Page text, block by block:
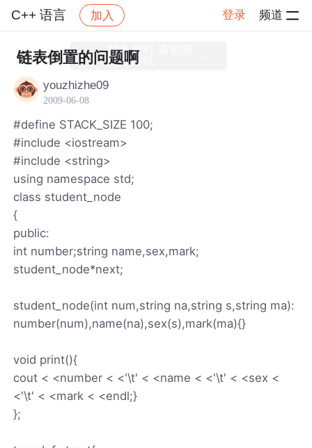
C++ 语言 加入 登录 频道
社区 C++ 语言 帖子详情
链表倒置的问题啊
youzhizhe09
2009-06-08
#define STACK_SIZE 100;
#include <iostream>
#include <string>
using namespace std;
class student_node
{
public:
int number;string name,sex,mark;
student_node*next;
student_node(int num,string na,string s,string ma):
number(num),name(na),sex(s),mark(ma){}
void print(){
cout < <number < <'\t' < <name < <'\t' < <sex <
<'\t' < <mark < <endl;}
};